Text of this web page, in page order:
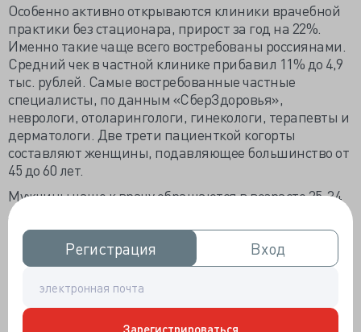
Регистрация
Регистрация Вход
Вход
Зарегистрироваться
Особенно активно открываются клиники врачебной
практики без стационара, прирост за год на 22%.
Именно такие чаще всего востребованы россиянами.
Средний чек в частной клинике прибавил 11% до 4,9
тыс. рублей. Самые востребованные частные
специалисты, по данным «СберЗдоровья»,
неврологи, отоларингологи, гинекологи, терапевты и
дерматологи. Две трети пациенткой когорты
составляют женщины, подавляющее большинство от
45 до 60 лет.
Мужчины чаще к врачу обращаются в возрасте 25-34
лет. В педиатрии самые частые посетители – от 2 до
10 лет, на подростков приходится только четверть
посещений. Более платёжеспособные клиенты
выбирают консультации терапевтов, кардиологов и
эндокринологов. В 2025 году в клиниках премиум
естественно с УЗИ, мужчины обращались к ортопеду-